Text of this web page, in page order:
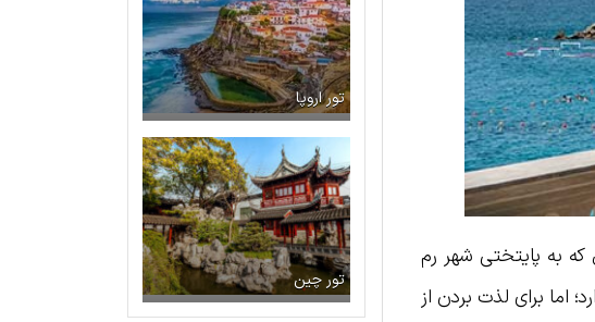
به پایتختی شهر رم
اما برای لذت بردن از
تور اروپا
تور چین